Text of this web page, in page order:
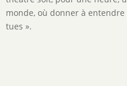
monde, où donner à
tues ».